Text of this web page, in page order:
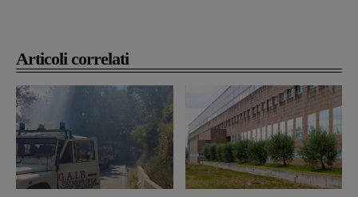
Articoli correlati